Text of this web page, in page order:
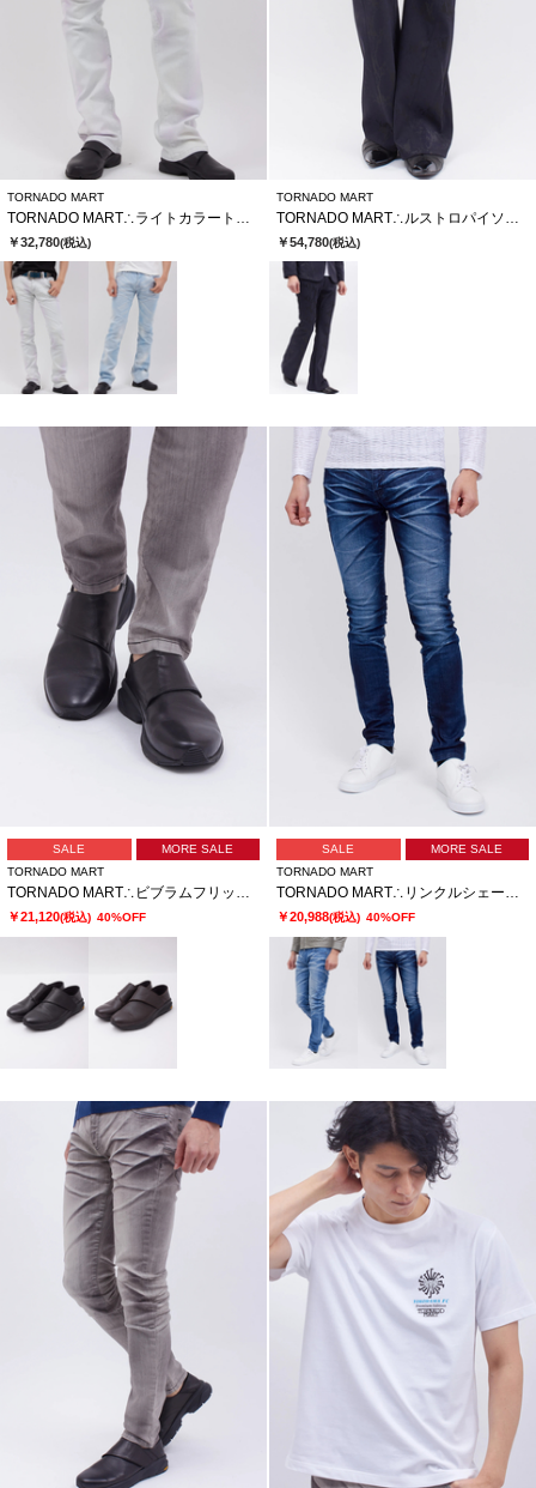
TORNADO MART
TORNADO MART∴ライトカラートリートメントシューカットデニム
￥32,780(税込)
TORNADO MART
TORNADO MART∴ルストロパイソンジャガードベルボ
￥54,780(税込)
SALE
MORE SALE
TORNADO MART
TORNADO MART∴ビブラムフリップフィットスリッポン
￥21,120(税込) 40%OFF
SALE
MORE SALE
TORNADO MART
TORNADO MART∴リンクルシェービングスキニーデニム
￥20,988(税込) 40%OFF